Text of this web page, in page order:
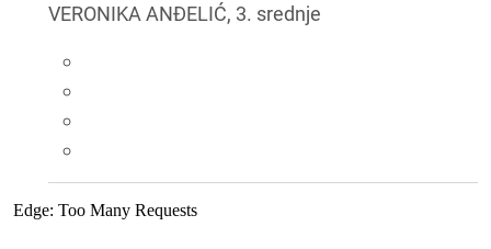
VERONIKA ANĐELIĆ, 3. srednje